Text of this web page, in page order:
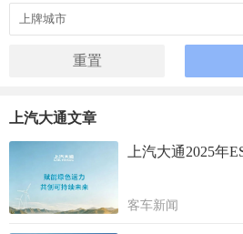
上汽大通文章
上汽大通2025年
客车新闻